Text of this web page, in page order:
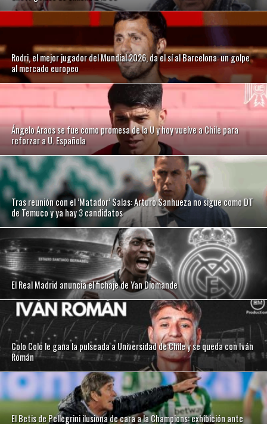
Rodri, el mejor jugador del Mundial 2026, da el sí al Barcelona: un golpe
al mercado europeo
Ángelo Araos se fue como promesa de la U y hoy vuelve a Chile para
reforzar a U. Española
Tras reunión con el ’Matador’ Salas: Arturo Sanhueza no sigue como DT
de Temuco y ya hay 3 candidatos
El Real Madrid anuncia el fichaje de Yan Diomande
Colo Colo le gana la pulseada a Universidad de Chile y se queda con Iván
Román
El Betis de Pellegrini ilusiona de cara a la Champions: exhibición ante